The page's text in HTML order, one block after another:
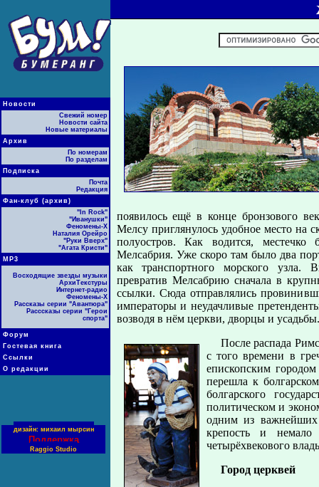
Новости
Свежий номер
Новости сайта
Новые материалы
Архив
По номерам
По разделам
Подписка
Почта
Редакция
Фан-клуб (архив)
"In Rock"
"Иванушки"
Феномены-Х
Наталия Орейро
"Руки Вверх"
"Агата Кристи"
МР3
Восходящие звезды музыки
АрхиТекстуры
Интернет-радио
Феномены-Х
Рассказы серии "Авантюра"
Расссказы серии "Герои
спорта"
Форум
Гостевая книга
Ссылки
О редакции
дизайн: михаил мырсин
Поддержка
Raggio Studio
появилось ещё в конце бронзового
Мелсу приглянулось удобное место на
полуостров. Как водится,
Мелсабрия. Уже скоро там было два
как транспортного морского узла.
превратив Мелсабрию сначала в
ссылки. Сюда отправлялись
императоры и неудачливые
возводя в нём церкви, дворцы и усадьбы.
После распада
с того времени в
епископским
перешла к
болгарского
политическом и
одним из важнейших
крепость и
четырёхвекового
Город церквей